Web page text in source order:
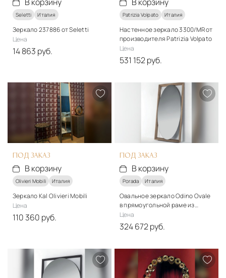
Seletti Италия
Зеркало 237886 от Seletti
Цена
14 863 руб.
Подробнее
В корзину
Patrizia Volpato Италия
Настенное зеркало 3300/MR от
производителя Patrizia Volpato
Цена
531 152 руб.
Стекло, металл
Подробнее
В корзину
ПОД ЗАКАЗ
В корзину
Olivieri Mobili Италия
Зеркало Kal Olivieri Mobili
Цена
110 360 руб.
В корзину
ПОД ЗАКАЗ
В корзину
Porada Италия
Овальное зеркало Odino Ovale
в прямоугольной раме из
ясеня Porada
Цена
324 672 руб.
Дерево, зеркало
Подробнее